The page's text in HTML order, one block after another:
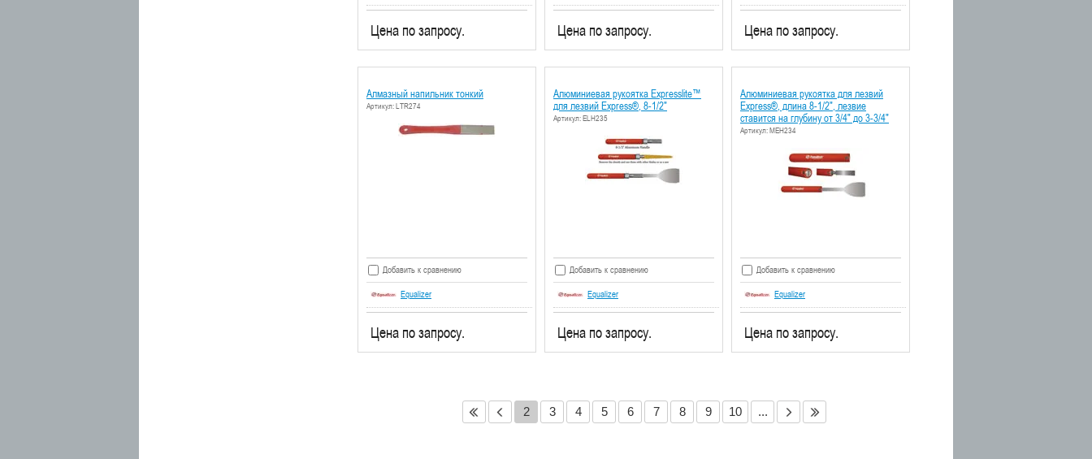
Цена по запросу. Цена по запросу. Цена по запросу.
Алмазный напильник тонкий
Артикул: LTR274
Добавить к сравнению
Equalizer
Цена по запросу.
Алюминиевая рукоятка Expresslite™
для лезвий Express®, 8-1/2"
Артикул: ELH235
Добавить к сравнению
Equalizer
Цена по запросу.
Алюминиевая рукоятка для лезвий
Express®, длина 8-1/2", лезвие
ставится на глубину от 3/4" до 3-3/4"
Артикул: MEH234
Добавить к сравнению
Equalizer
Цена по запросу.
2 3 4 5 6 7 8 9 10 ...